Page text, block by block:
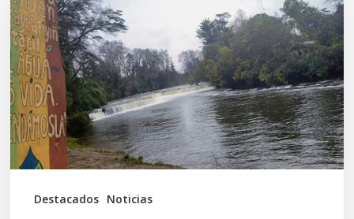
Destacados Noticias
del
Salto
Donguil
y
el
territorio
Kuzpe
Mapu